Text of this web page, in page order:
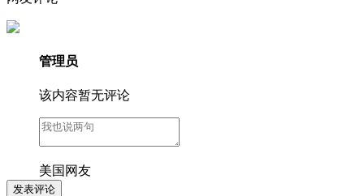
管理员
该内容暂无评论
美国网友